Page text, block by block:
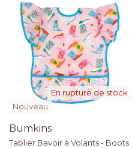
En rupture de stock
Nouveau
Bumkins
Tablier Bavoir à Volants - Boots